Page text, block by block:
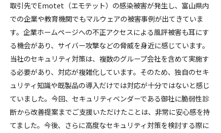
取引先でEmotet（エモテット）の感染被害が発生し、富山県内
での企業や教育機関でもマルウェアの被害事例が出てきていま
す。企業ホームページへの不正アクセスによる風評被害も耳にす
る機会があり、サイバー攻撃などの脅威を身近に感じています。
当社のセキュリティ対策は、複数のグループ会社を含めて実施す
る必要があり、対応が複雑化しています。そのため、独自のセキ
ュリティ知識や既製品の導入だけでは対応が十分ではないと感じ
ていました。今回、セキュリティベンダーである御社に脆弱性診
断から改善提案までご支援いただけたことは、非常に安心感を持
てました。今後、さらに高度なセキュリティ対策を検討する際に